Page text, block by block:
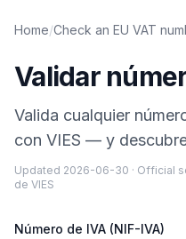
Home/Check an EU VAT
Validar
Valida cualquier
con VIES — y
Updated 2026-06-30 · Official
de VIES
Número de IVA (NIF-IVA)